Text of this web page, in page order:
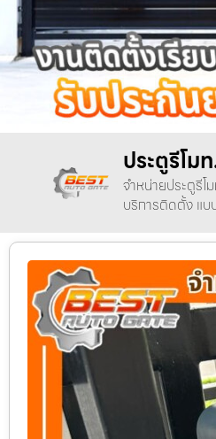
ประตูรีโม
จำหน่ายประตูรีโ
บริการติดตั้ง แบ